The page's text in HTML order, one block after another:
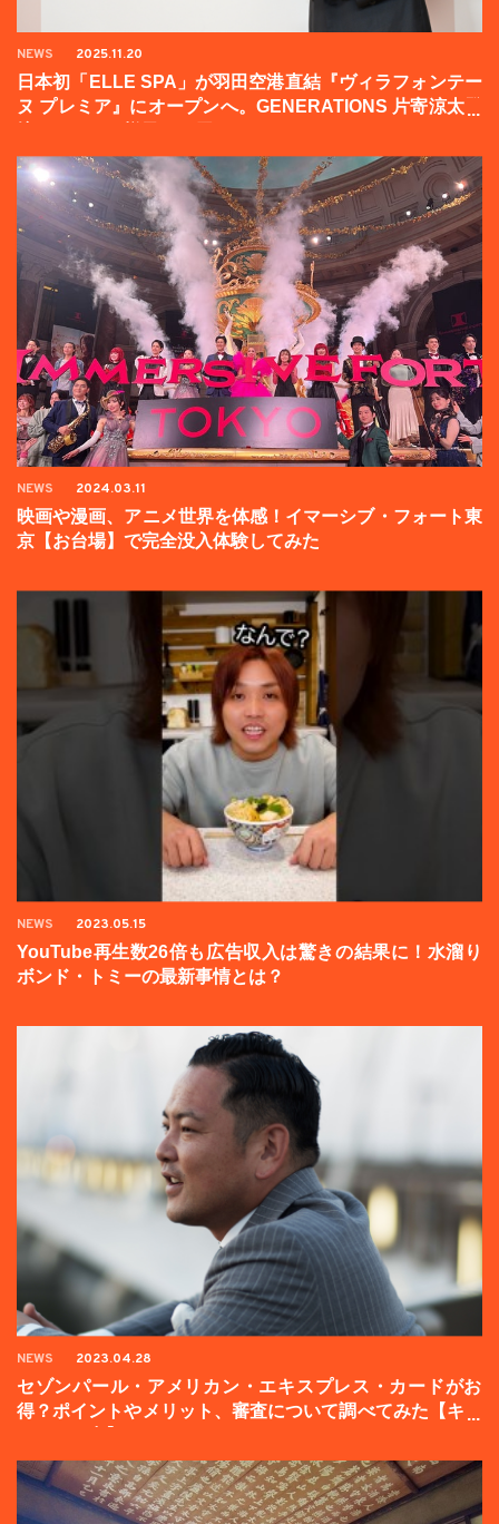
NEWS 2025.11.20
日本初「ELLE SPA」が羽田空港直結『ヴィラフォンテー
ヌ プレミア』にオープンへ。GENERATIONS 片寄涼太登
NEWS 2024.03.11
映画や漫画、アニメ世界を体感！イマーシブ・フォート東
京【お台場】で完全没入体験してみた
NEWS 2023.05.15
YouTube再生数26倍も広告収入は驚きの結果に！水溜り
ボンド・トミーの最新事情とは？
NEWS 2023.04.28
セゾンパール・アメリカン・エキスプレス・カードがお
得？ポイントやメリット、審査について調べてみた【キャ